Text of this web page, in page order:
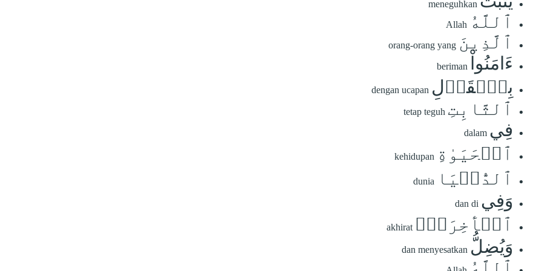
meneguhkan
ٱللَّهُ Allah
ٱلَّذِينَ orang-orang yang
ءَامَنُواْ beriman
بِٱلۡقَوۡلِ dengan ucapan
ٱلثَّابِتِ tetap teguh
فِي dalam
ٱلۡحَيَوٰةِ kehidupan
ٱلدُّنۡيَا dunia
وَفِي dan di
ٱلۡأٓخِرَةِۖ akhirat
وَيُضِلُّ dan menyesatkan
ٱللَّهُ